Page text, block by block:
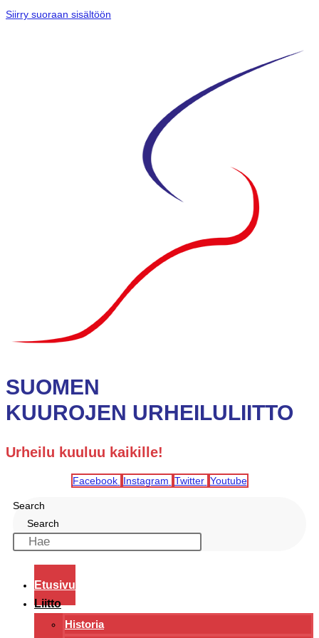
Siirry suoraan sisältöön
SUOMEN
KUUROJEN URHEILULIITTO
Urheilu kuuluu kaikille!
Facebook Instagram Twitter Youtube
Search
Search
Etusivu
Liitto
Historia